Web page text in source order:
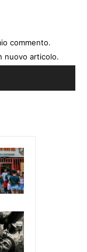
commento.
nuovo articolo.